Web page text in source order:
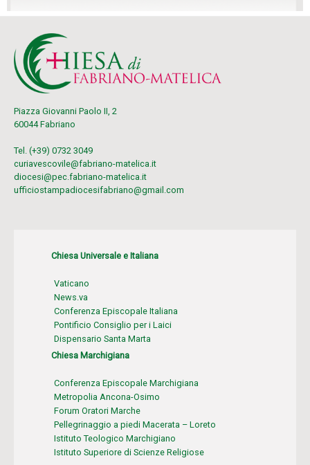
Piazza Giovanni Paolo II, 2
60044 Fabriano
Tel. (+39) 0732 3049
curiavescovile@fabriano-matelica.it
diocesi@pec.fabriano-matelica.it
ufficiostampadiocesifabriano@gmail.com
Chiesa Universale e Italiana
Vaticano
News.va
Conferenza Episcopale Italiana
Pontificio Consiglio per i Laici
Dispensario Santa Marta
Chiesa Marchigiana
Conferenza Episcopale Marchigiana
Metropolia Ancona-Osimo
Forum Oratori Marche
Pellegrinaggio a piedi Macerata – Loreto
Istituto Teologico Marchigiano
Istituto Superiore di Scienze Religiose